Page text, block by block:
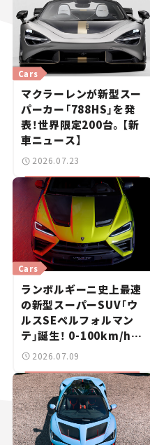
Cars
マクラーレンが新型スー
パーカー「788HS」を発
表！世界限定200台。【新
車ニュース】
2026.07.23
Cars
ランボルギーニ史上最速
の新型スーパーSUV「ウ
ルスSEペルフォルマン
テ」誕生！ 0-100km/hは
3.3秒【新車ニュース】
2026.07.09